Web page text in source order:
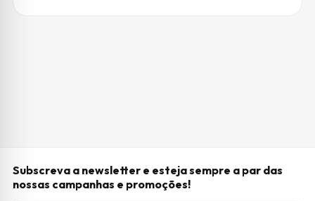
Subscreva a newsletter e esteja sempre a par das
nossas campanhas e promoções!